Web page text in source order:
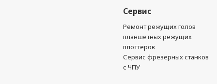
Сервис
Ремонт режущих голов
планшетных режущих
плоттеров
Сервис фрезерных станков
с ЧПУ